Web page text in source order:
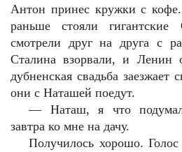
Антон принес кружки с
раньше стояли
смотрели друг на друга с
Сталина взорвали, и Ленин
дубненская свадьба
они с Наташей поедут.
— Наташ, я что
завтра ко мне на дачу.
Получилось хорошо.